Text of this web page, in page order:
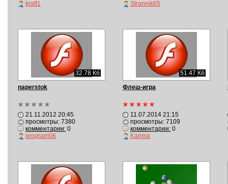
kraft1 Strannik65
32.78 Кб
naperstok
21.11.2012 20:45
просмотры: 7380
комментарии:0
program06
51.47 Кб
Флеш-игра
11.07.2014 21:15
просмотры: 7109
комментарии:0
Karima